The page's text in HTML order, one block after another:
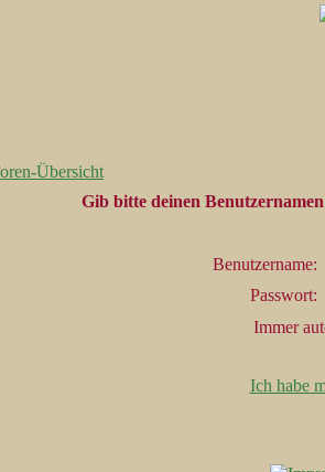
Übersicht
Gib bitte deinen
Benutzername:
Passwort:
Immer
Ich habe